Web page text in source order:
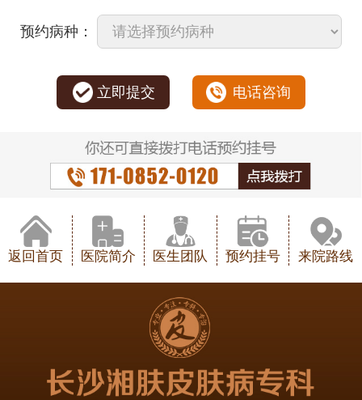
预约病种：
立即提交 电话咨询
返回首页 医院简介 医生团队 预约挂号 来院路线